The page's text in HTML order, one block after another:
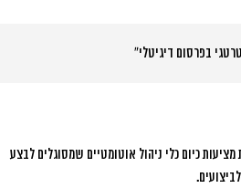
בפרסום דיגיטלי”
כיום כלי ניהול אוטומטיים שמסוגלים לבצע